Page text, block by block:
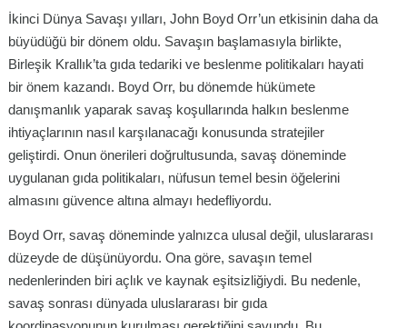
İkinci Dünya Savaşı yılları, John Boyd Orr’un etkisinin daha da
büyüdüğü bir dönem oldu. Savaşın başlamasıyla birlikte,
Birleşik Krallık’ta gıda tedariki ve beslenme politikaları hayati
bir önem kazandı. Boyd Orr, bu dönemde hükümete
danışmanlık yaparak savaş koşullarında halkın beslenme
ihtiyaçlarının nasıl karşılanacağı konusunda stratejiler
geliştirdi. Onun önerileri doğrultusunda, savaş döneminde
uygulanan gıda politikaları, nüfusun temel besin öğelerini
almasını güvence altına almayı hedefliyordu.
Boyd Orr, savaş döneminde yalnızca ulusal değil, uluslararası
düzeyde de düşünüyordu. Ona göre, savaşın temel
nedenlerinden biri açlık ve kaynak eşitsizliğiydi. Bu nedenle,
savaş sonrası dünyada uluslararası bir gıda